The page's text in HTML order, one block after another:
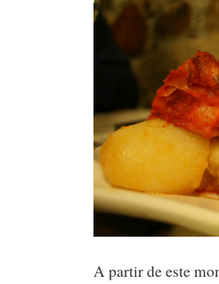
A partir de este